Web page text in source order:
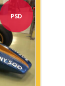
PSD